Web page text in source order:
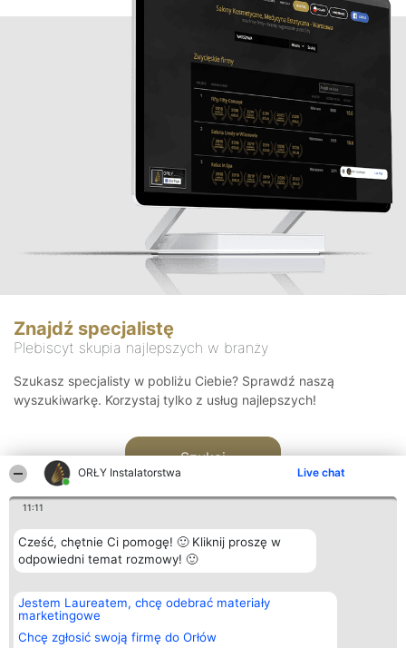
ORŁY Instalatorstwa Live chat
11:11
Cześć, chętnie Ci pomogę! 🙂 Kliknij proszę w
odpowiedni temat rozmowy! 🙂
Jestem Laureatem, chcę odebrać materiały
marketingowe
Chcę zgłosić swoją firmę do Orłów
Znajdź specjalistę
Plebiscyt skupia najlepszych w branży
Szukasz specjalisty w pobliżu Ciebie? Sprawdź naszą
wyszukiwarkę. Korzystaj tylko z usług najlepszych!
Szukaj
Organizator plebiscytu
Bright Side Solutions sp. z o.
o. sp. k.
ul. Ruska 22
Wrocław 50-079
Plebiscyt
Laureaci
wszystkich
Laureatów
Kontakt
Kontakt